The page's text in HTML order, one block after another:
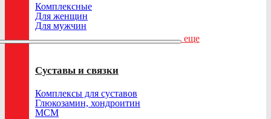
Комплексные
Для женщин
Для мужчин
еще
Суставы и связки
Комплексы для суставов
Глюкозамин, хондроитин
МСМ